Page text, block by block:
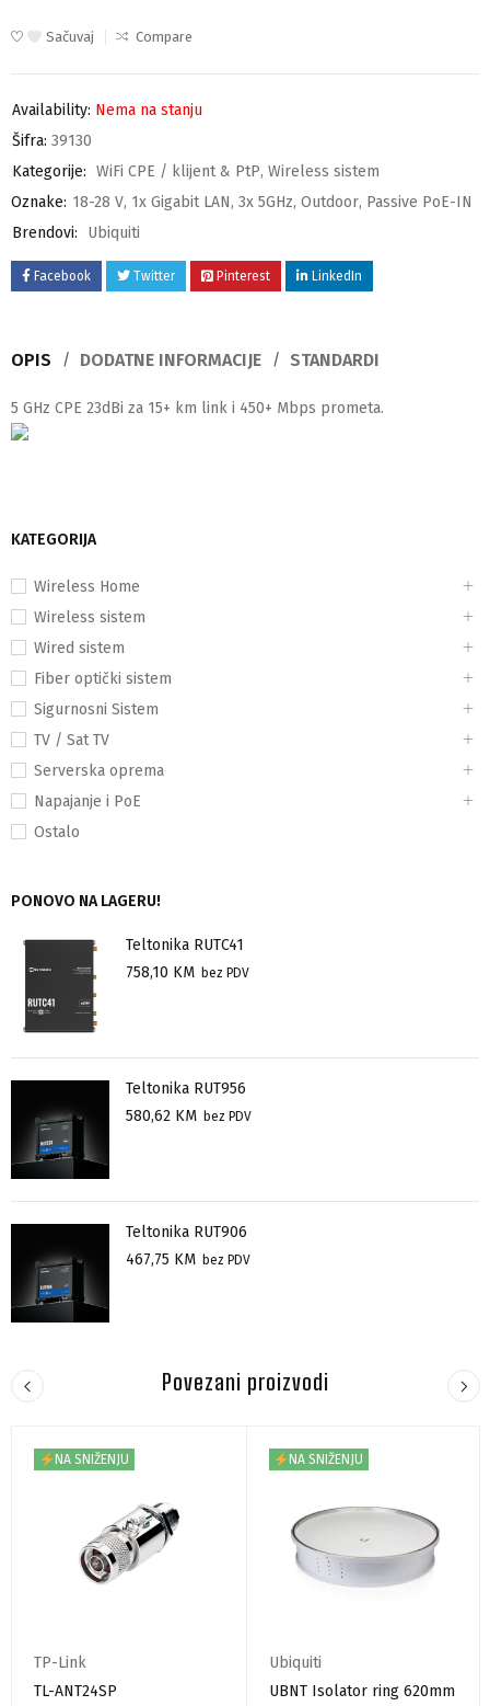
KATEGORIJA
Wireless Home
Wireless sistem
Wired sistem
Fiber optički sistem
Sigurnosni Sistem
TV / Sat TV
Serverska oprema
Napajanje i PoE
Ostalo
PONOVO NA LAGERU!
Teltonika RUTC41
758,10 KM bez PDV
Teltonika RUT956
580,62 KM bez PDV
Teltonika RUT906
467,75 KM bez PDV
Sačuvaj Compare
Availability: Nema na stanju
Šifra: 39130
Kategorije: WiFi CPE / klijent & PtP, Wireless sistem
Oznake: 18-28 V, 1x Gigabit LAN, 3x 5GHz, Outdoor, Passive PoE-IN
Brendovi:
Ubiquiti
Facebook Twitter Pinterest LinkedIn
OPIS DODATNE INFORMACIJE STANDARDI
5 GHz CPE 23dBi za 15+ km link i 450+ Mbps prometa.
Povezani proizvodi
NA SNIŽENJU
TP-Link
TL-ANT24SP
NA SNIŽENJU
Ubiquiti
UBNT Isolator ring 620mm